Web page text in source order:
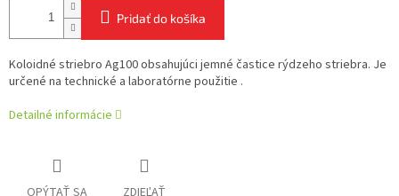
Pridať do košíka
Koloidné striebro Ag100 obsahujúci jemné častice rýdzeho striebra. Je
určené na technické a laboratórne použitie .
Detailné informácie